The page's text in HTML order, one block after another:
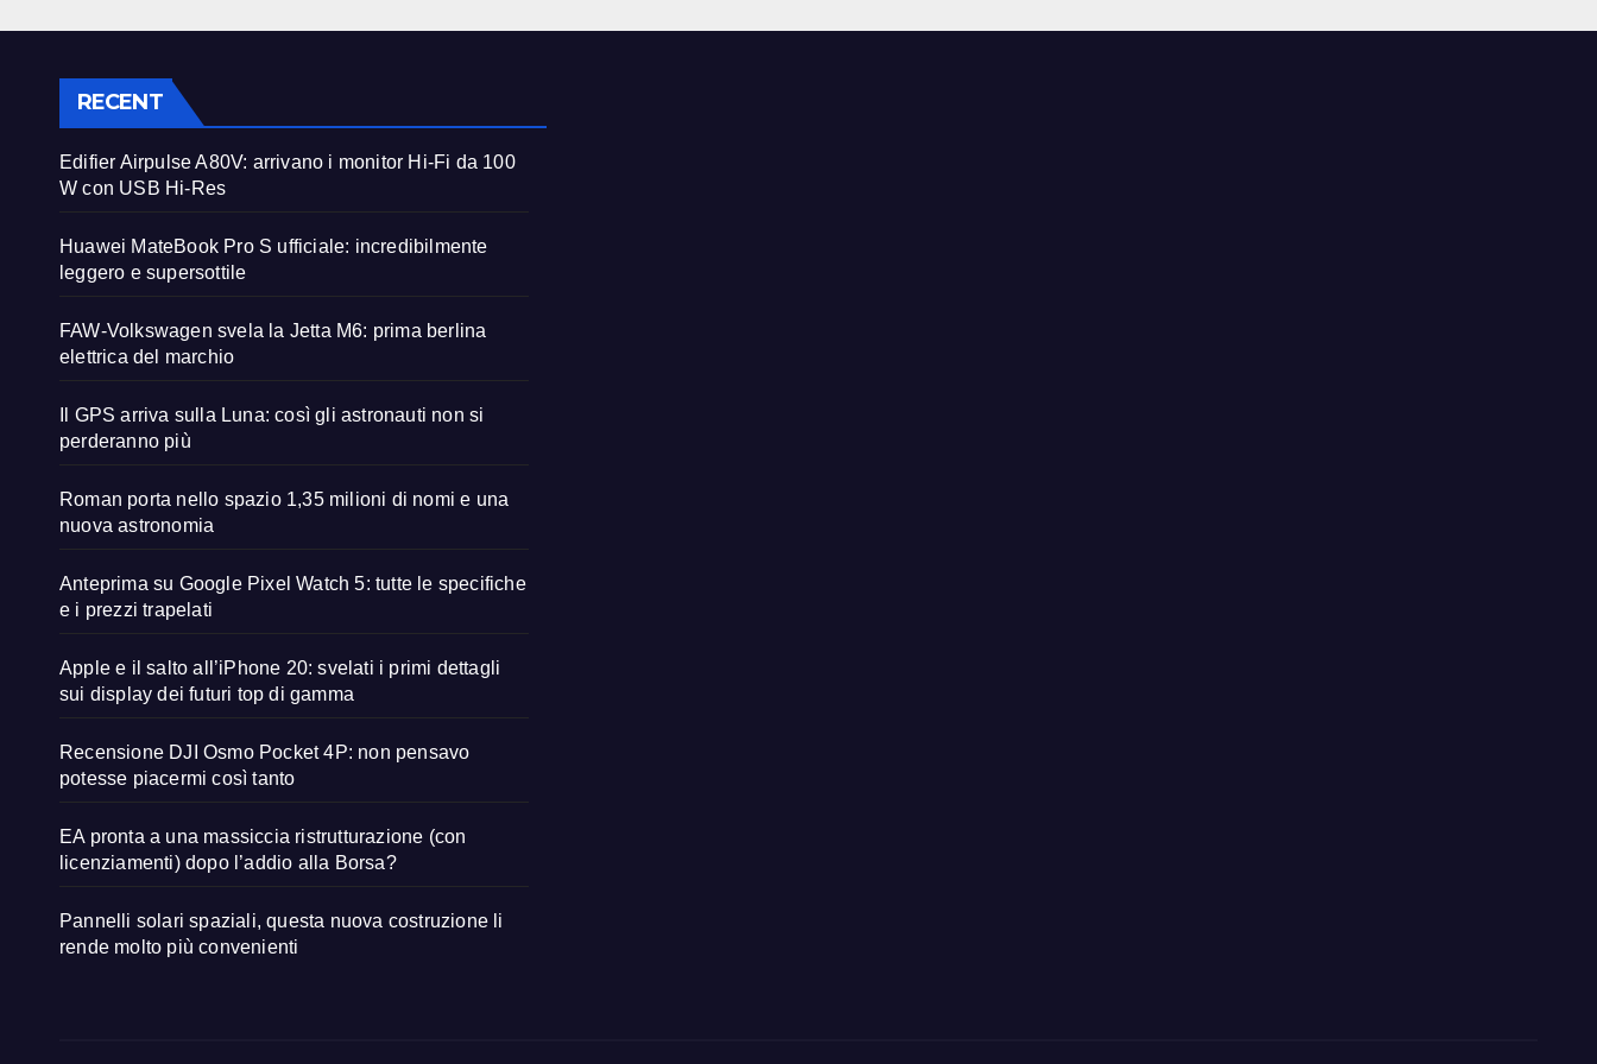
RECENT
Edifier Airpulse A80V: arrivano i monitor Hi-Fi da 100
W con USB Hi-Res
Huawei MateBook Pro S ufficiale: incredibilmente
leggero e supersottile
FAW-Volkswagen svela la Jetta M6: prima berlina
elettrica del marchio
Il GPS arriva sulla Luna: così gli astronauti non si
perderanno più
Roman porta nello spazio 1,35 milioni di nomi e una
nuova astronomia
Anteprima su Google Pixel Watch 5: tutte le specifiche
e i prezzi trapelati
Apple e il salto all’iPhone 20: svelati i primi dettagli
sui display dei futuri top di gamma
Recensione DJI Osmo Pocket 4P: non pensavo
potesse piacermi così tanto
EA pronta a una massiccia ristrutturazione (con
licenziamenti) dopo l’addio alla Borsa?
Pannelli solari spaziali, questa nuova costruzione li
rende molto più convenienti